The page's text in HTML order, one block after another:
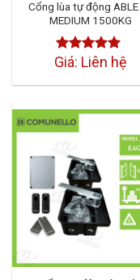
Cổng lùa tự động ABLE
MEDIUM 1500KG
Được xếp
sao
Giá: Liên hệ